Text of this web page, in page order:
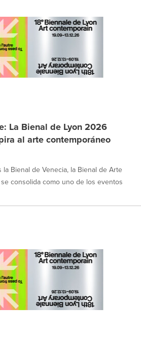
La Bienal de Lyon 2026
al arte contemporáneo
Bienal de Venecia, la Bienal de Arte
consolida como uno de los eventos